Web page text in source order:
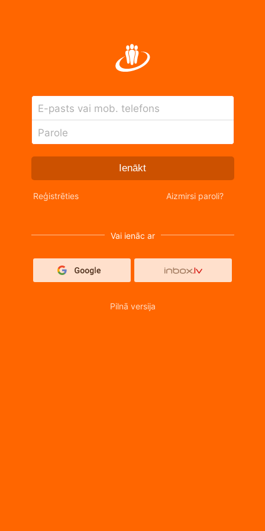
E-pasts vai mob. telefons
Parole
Ienākt
Reģistrēties Aizmirsi paroli?
Vai ienāc ar
Pilnā versija